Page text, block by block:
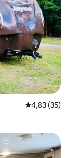
4,83 (35)